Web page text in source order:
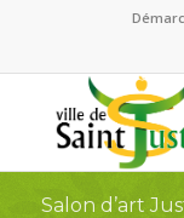
Salon d’art